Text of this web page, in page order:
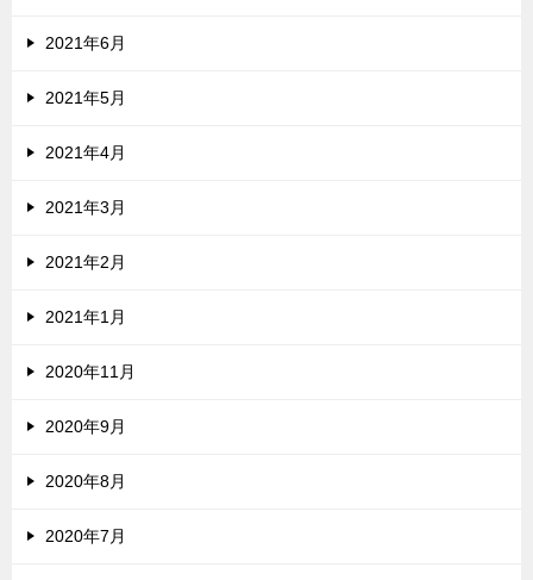
2021年6月
2021年5月
2021年4月
2021年3月
2021年2月
2021年1月
2020年11月
2020年9月
2020年8月
2020年7月